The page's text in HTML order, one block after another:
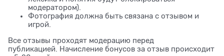
модератором).
Фотография должна быть связана с отзывом и
игрой.
Все отзывы проходят модерацию перед
публикацией. Начисление бонусов за отзыв происходит